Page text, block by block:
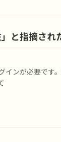
と指摘され
インが必要です